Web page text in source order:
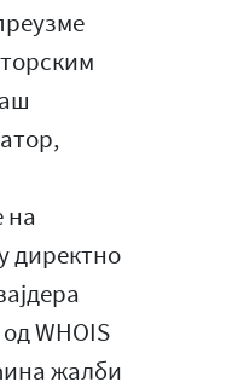
на
директно
WHOIS
жалби